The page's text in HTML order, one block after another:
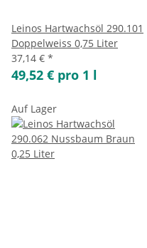
Leinos Hartwachsöl 290.101
Doppelweiss 0,75 Liter
37,14 € *
49,52 € pro 1 l
Auf Lager